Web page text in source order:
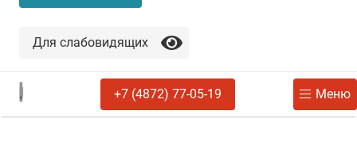
Для слабовидящих
+7 (4872) 77-05-19 Меню